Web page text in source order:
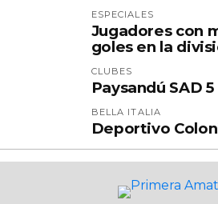
ESPECIALES
Jugadores con
goles en la
CLUBES
Paysandú SAD
BELLA ITALIA
Deportivo